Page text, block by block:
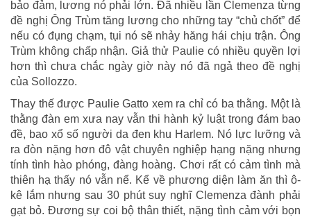
bảo đảm, lương nó phải lớn. Đã nhiều lần Clemenza từng
đề nghị Ông Trùm tăng lương cho những tay “chủ chốt” để
nếu có đụng chạm, tụi nó sẽ nhảy hăng hái chịu trận. Ông
Trùm không chấp nhận. Giả thử Paulie có nhiều quyền lợi
hơn thì chưa chắc ngày giờ này nó đã ngả theo đề nghị
của Sollozzo.
Thay thế được Paulie Gatto xem ra chỉ có ba thằng. Một là
thằng đàn em xưa nay vẫn thi hành kỷ luật trong đám bao
đề, bao xổ số người da đen khu Harlem. Nó lực lưỡng và
ra đòn nặng hơn đô vật chuyên nghiệp hạng nặng nhưng
tính tình hào phóng, đàng hoàng. Chơi rất có cảm tình mà
thiên hạ thấy nó vẫn nể. Kể về phương diện làm ăn thì ô-
kê lắm nhưng sau 30 phút suy nghĩ Clemenza đành phải
gạt bỏ. Đương sự coi bộ thân thiết, nặng tình cảm với bọn